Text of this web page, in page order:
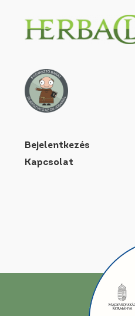
Bejelentkezés
Kapcsolat